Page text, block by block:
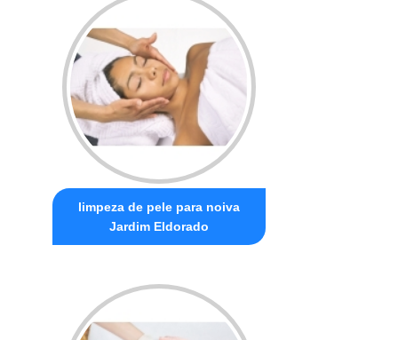
limpeza de pele para noiva
Jardim Eldorado